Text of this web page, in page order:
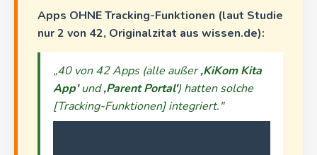
Apps OHNE Tracking-Funktionen (laut Studie
nur 2 von 42, Originalzitat aus wissen.de):
„40 von 42 Apps (alle außer‚KiKom Kita
App'und‚Parent Portal') hatten solche
[Tracking-Funktionen] integriert."